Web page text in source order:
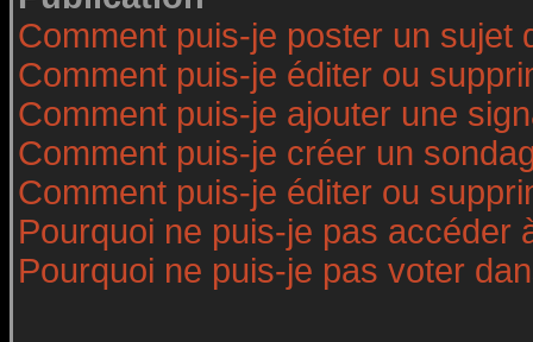
Comment puis-je poster un sujet
Comment puis-je éditer ou
Comment puis-je ajouter une
Comment puis-je créer un
Comment puis-je éditer ou
Pourquoi ne puis-je pas accéder
Pourquoi ne puis-je pas voter